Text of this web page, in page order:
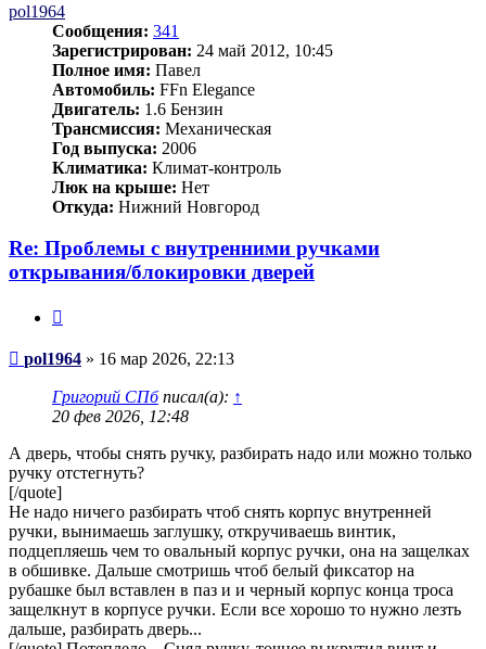
pol1964
Сообщения: 341
Зарегистрирован: 24 май 2012, 10:45
Полное имя: Павел
Автомобиль: FFn Elegance
Двигатель: 1.6 Бензин
Трансмиссия: Механическая
Год выпуска: 2006
Климатика: Климат-контроль
Люк на крыше: Нет
Откуда: Нижний Новгород
Re: Проблемы с внутренними ручками
открывания/блокировки дверей
Сообщение
pol1964 » 16 мар 2026, 22:13
Григорий СПбписал(а): ↑
20 фев 2026, 12:48
А дверь, чтобы снять ручку, разбирать надо или можно только
ручку отстегнуть?
[/quote]
Не надо ничего разбирать чтоб снять корпус внутренней
ручки, вынимаешь заглушку, откручиваешь винтик,
подцепляешь чем то овальный корпус ручки, она на защелках
в обшивке. Дальше смотришь чтоб белый фиксатор на
рубашке был вставлен в паз и и черный корпус конца троса
защелкнут в корпусе ручки. Если все хорошо то нужно лезть
дальше, разбирать дверь...